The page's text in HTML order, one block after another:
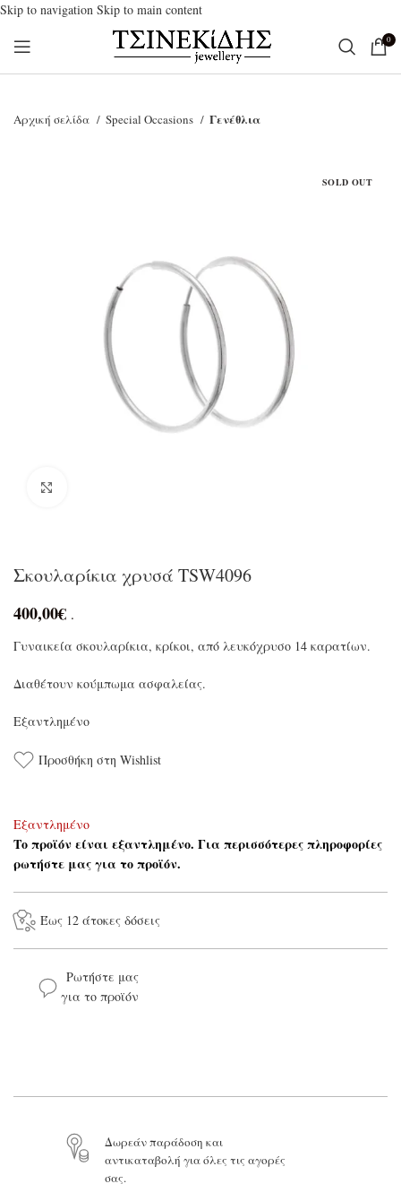
Skip to navigation Skip to main content
0
Αρχική σελίδα Special Occasions Γενέθλια
SOLD OUT
Σκουλαρίκια χρυσά TSW4096
400,00€ .
Γυναικεία σκουλαρίκια, κρίκοι, από λευκόχρυσο 14 καρατίων.
Διαθέτουν κούμπωμα ασφαλείας.
Εξαντλημένο
Προσθήκη στη Wishlist
Εξαντλημένο
Το προϊόν είναι εξαντλημένο. Για περισσότερες πληροφορίες
ρωτήστε μας για το προϊόν.
Έως 12 άτοκες δόσεις
Ρωτήστε μας
για το προϊόν
Δωρεάν παράδοση και
αντικαταβολή για όλες τις αγορές
σας.